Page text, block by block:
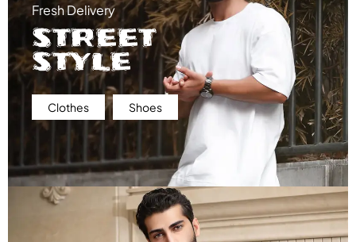
Fresh Delivery
STREET
STYLE
Clothes Shoes